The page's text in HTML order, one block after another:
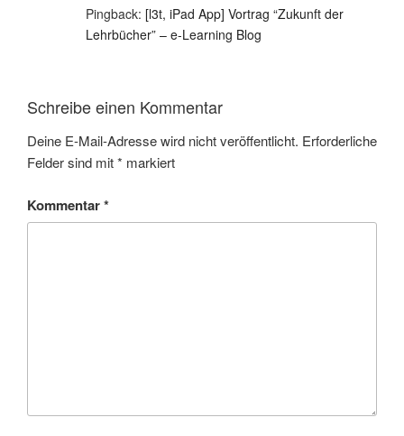
Pingback: [l3t, iPad App] Vortrag “Zukunft der
Lehrbücher” – e-Learning Blog
Schreibe einen Kommentar
Deine E-Mail-Adresse wird nicht veröffentlicht. Erforderliche
Felder sind mit* markiert
Kommentar*